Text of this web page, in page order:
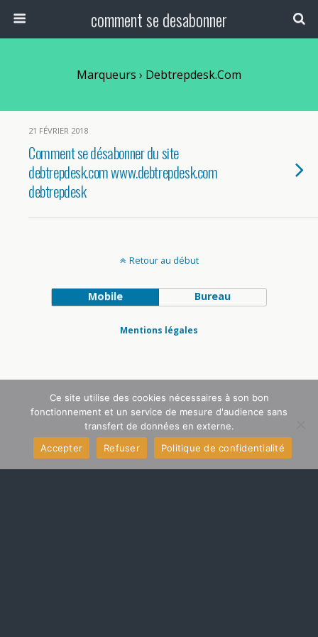
comment se desabonner
Marqueurs › Debtrepdesk.com
21 FÉVRIER 2018
Comment se désabonner du site
debtrepdesk.com www.debtrepdesk.com
debtrepdesk
Retour au début
Mobile Bureau
Mentions légales
Ce site utilise des cookies nécessaires à son bon
fonctionnement et un service de mesure d'audience sans
transfert de données en externe.
Accepter
Refuser Politique de confidentialité